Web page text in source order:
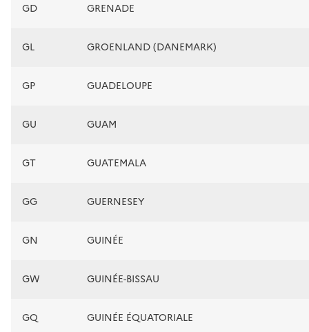
GD GRENADE
GL GROENLAND (DANEMARK)
GP GUADELOUPE
GU GUAM
GT GUATEMALA
GG GUERNESEY
GN GUINÉE
GW GUINÉE-BISSAU
GQ GUINÉE ÉQUATORIALE